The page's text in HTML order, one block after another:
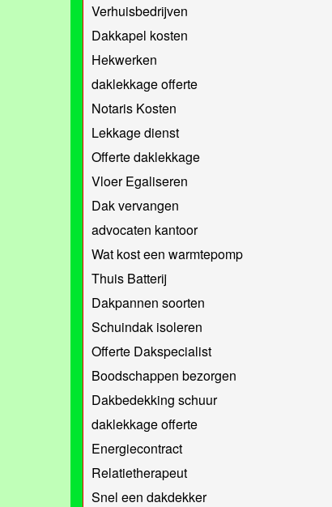
Verhuisbedrijven
Dakkapel kosten
Hekwerken
daklekkage offerte
Notaris Kosten
Lekkage dienst
Offerte daklekkage
Vloer Egaliseren
Dak vervangen
advocaten kantoor
Wat kost een warmtepomp
Thuis Batterij
Dakpannen soorten
Schuindak isoleren
Offerte Dakspecialist
Boodschappen bezorgen
Dakbedekking schuur
daklekkage offerte
Energiecontract
Relatietherapeut
Snel een dakdekker